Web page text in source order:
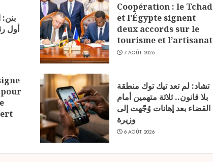
بنن:
أول
Coopération : le Tchad
et l’Égypte signent
deux accords sur le
tourisme et l’artisanat
7 AOÛT 2026
تشاد: لم تعد تيك توك منطقة
بلا قانون.. ثلاثة متهمين أمام
القضاء بعد إهانات وُجّهت إلى
وزيرة
6 AOÛT 2026